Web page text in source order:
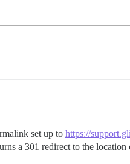
set up to https://
a 301 redirect to the location